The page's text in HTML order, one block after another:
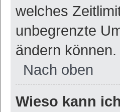
welches
unbegrenzte
ändern können.
Nach oben
Wieso kann